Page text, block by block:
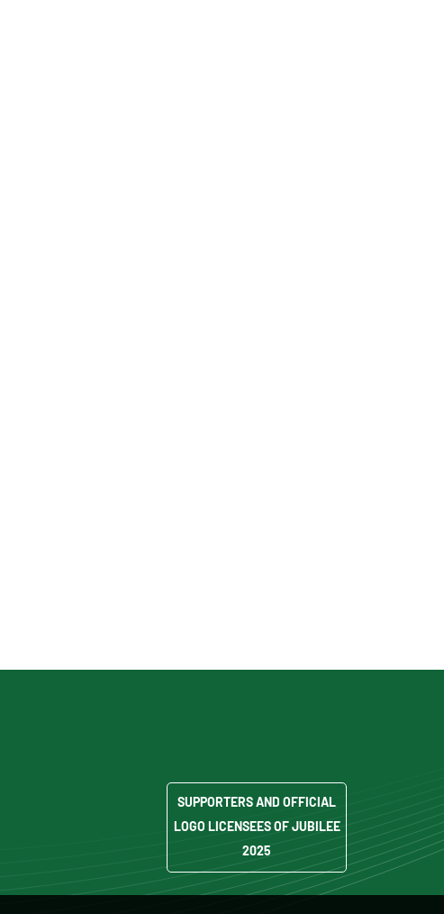
SUPPORTERS AND OFFICIAL
LOGO LICENSEES OF JUBILEE
2025